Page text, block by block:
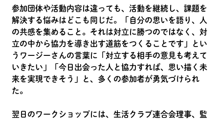
参加団体や活動内容は違っても、活動を継続し、課題を
解決する悩みはどこも同じだ。「自分の思いを語り、人
の共感を集めること。それは対立に勝つのではなく、対
立の中から協力を導き出す道筋をつくることです」とい
うワージーさんの言葉に「対立する相手の意見も考えて
いきたい」「今日出会った人と協力すれば、思い描く未
来を実現できそう」と、多くの参加者が勇気づけられ
た。
翌日のワークショップには、生活クラブ連合会理事、監